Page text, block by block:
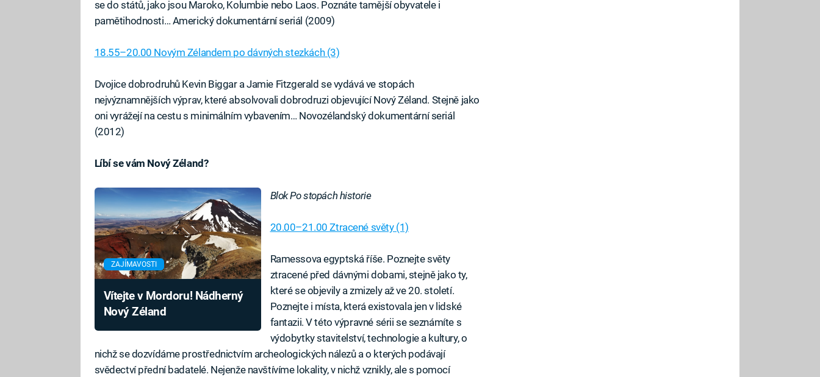
se do států, jako jsou Maroko, Kolumbie nebo Laos. Poznáte tamější obyvatele i
pamětihodnosti… Americký dokumentární seriál (2009)
18.55–20.00 Novým Zélandem po dávných stezkách (3)
Dvojice dobrodruhů Kevin Biggar a Jamie Fitzgerald se vydává ve stopách
nejvýznamnějších výprav, které absolvovali dobrodruzi objevující Nový Zéland. Stejně jako
oni vyrážejí na cestu s minimálním vybavením… Novozélandský dokumentární seriál
(2012)
Líbí se vám Nový Zéland?
ZAJÍMAVOSTI
Vítejte v Mordoru! Nádherný
Nový Zéland
Blok Po stopách historie
20.00–21.00 Ztracené světy (1)
Ramessova egyptská říše. Poznejte světy
ztracené před dávnými dobami, stejně jako ty,
které se objevily a zmizely až ve 20. století.
Poznejte i místa, která existovala jen v lidské
fantazii. V této výpravné sérii se seznámíte s
výdobytky stavitelství, technologie a kultury, o
nichž se dozvídáme prostřednictvím archeologických nálezů a o kterých podávají
svědectví přední badatelé. Nejenže navštívíme lokality, v nichž vznikly, ale s pomocí